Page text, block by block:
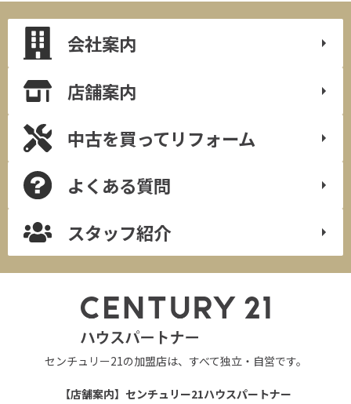
会社案内
店舗案内
中古を買ってリフォーム
よくある質問
スタッフ紹介
センチュリー21の加盟店は、すべて独立・自営です。
【店舗案内】センチュリー21ハウスパートナー